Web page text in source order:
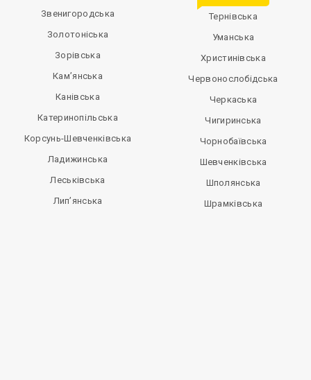
Звенигородська
Золотоніська
Зорівська
Кам’янська
Канівська
Катеринопільська
Корсунь-Шевченківська
Ладижинська
Леськівська
Лип’янська
Тернівська
Уманська
Христинівська
Червонослобідська
Черкаська
Чигиринська
Чорнобаївська
Шевченківська
Шполянська
Шрамківська